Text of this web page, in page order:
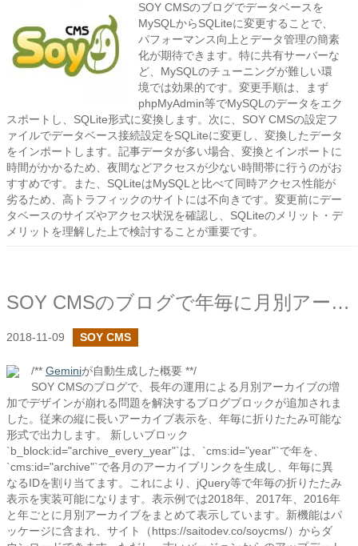
SOY CMSのブログでデータベースを
MySQLからSQLiteに変更することで、
パフォーマンス向上とデータ管理の簡素
化が期待できます。特に共有サーバーな
ど、MySQLのチューニングが難しい環
境では効果的です。変更手順は、まず
phpMyAdmin等でMySQLのデータをエク
スポートし、SQLite形式に変換します。次に、SOY CMSの設定フ
ァイルでデータベース接続設定をSQLiteに変更し、変換したデータ
をインポートします。記事データが多い場合、変換とインポートに
時間がかかるため、夜間などアクセスが少ない時間帯に行うのがお
すすめです。また、SQLiteはMySQLと比べて同時アクセス性能が
劣るため、高トラフィックのサイトには不向きです。変更前にデー
タベースのサイズやアクセス状況を確認し、SQLiteのメリット・デ
メリットを理解した上で検討することが重要です。
SOY CMSのブログで年毎に月別アーカイブのリンクを出力するブログブロックを追加しました
2018-11-09 SOY CMS
/** Geminiが自動生成した概要 **/
SOY CMSのブログで、長年の運用による月別アーカイブの増
加でデザインが崩れる問題を解決するブログブロックが追加されま
した。従来の縦に長いアーカイブ表示を、年毎に折りたたみ可能な
形式で出力します。 新しいブロック
`b_block:id="archive_every_year"`は、`cms:id="year"`で年を、
`cms:id="archive"`で各月のアーカイブリンクを生成し、年毎に異
なるIDを割り当てます。これにより、jQuery等で年毎の折りたたみ
表示を実装可能になります。表示例では2018年、2017年、2016年
と年ごとに月別アーカイブをまとめて表示しています。新機能はパ
ッケージに含まれ、サイト（https://saitodev.co/soycms/）からダ